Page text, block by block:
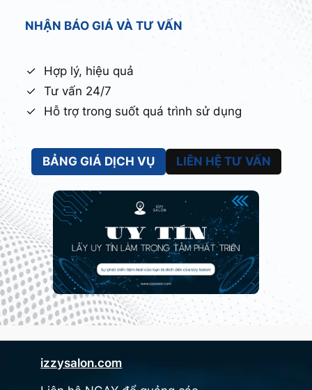
NHẬN BÁO GIÁ VÀ TƯ VẤN
Hợp lý, hiệu quả
Tư vấn 24/7
Hỗ trợ trong suốt quá trình sử dụng
BẢNG GIÁ DỊCH VỤ LIÊN HỆ TƯ VẤN
izzysalon.com